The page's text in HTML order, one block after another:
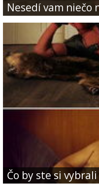
Nesedí vam
Čo by ste si